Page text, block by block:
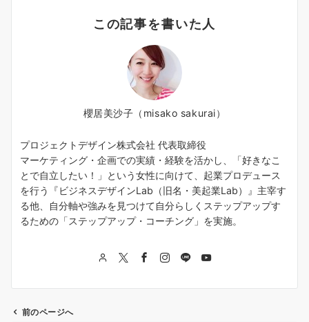
この記事を書いた人
櫻居美沙子（misako sakurai）
プロジェクトデザイン株式会社 代表取締役
マーケティング・企画での実績・経験を活かし、「好きなこ
とで自立したい！」という女性に向けて、起業プロデュース
を行う『ビジネスデザインLab（旧名・美起業Lab）』主宰す
る他、自分軸や強みを見つけて自分らしくステップアップす
るための「ステップアップ・コーチング」を実施。
前のページへ